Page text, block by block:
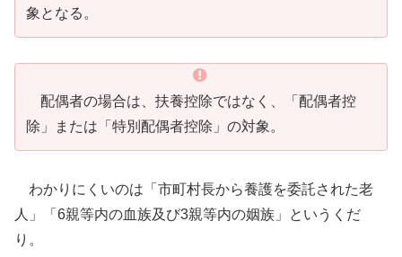
象となる。
配偶者の場合は、扶養控除ではなく、「配偶者控
除」または「特別配偶者控除」の対象。
わかりにくいのは「市町村長から養護を委託された老
人」「6親等内の血族及び3親等内の姻族」というくだ
り。